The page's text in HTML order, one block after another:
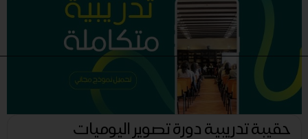
حقيبة تدريبية دورة تصوير اليوميات